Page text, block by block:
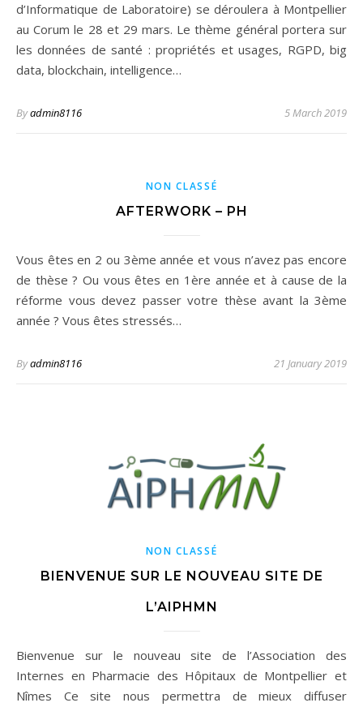
d’Informatique de Laboratoire) se déroulera à Montpellier
au Corum le 28 et 29 mars. Le thème général portera sur
les données de santé : propriétés et usages, RGPD, big
data, blockchain, intelligence…
Byadmin8116 5 March 2019
NON CLASSÉ
AFTERWORK – PH
Vous êtes en 2 ou 3ème année et vous n’avez pas encore
de thèse ? Ou vous êtes en 1ère année et à cause de la
réforme vous devez passer votre thèse avant la 3ème
année ? Vous êtes stressés…
Byadmin8116 21 January 2019
NON CLASSÉ
BIENVENUE SUR LE NOUVEAU SITE DE
L’AIPHMN
Bienvenue sur le nouveau site de l’Association des
Internes en Pharmacie des Hôpitaux de Montpellier et
Nîmes Ce site nous permettra de mieux diffuser